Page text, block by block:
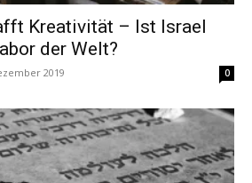
Kreativität – Ist Israel
der Welt?
2019 0